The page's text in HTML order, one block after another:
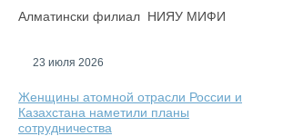
Алматински филиал НИЯУ МИФИ
23 июля 2026
Женщины атомной отрасли России и
Казахстана наметили планы
сотрудничества